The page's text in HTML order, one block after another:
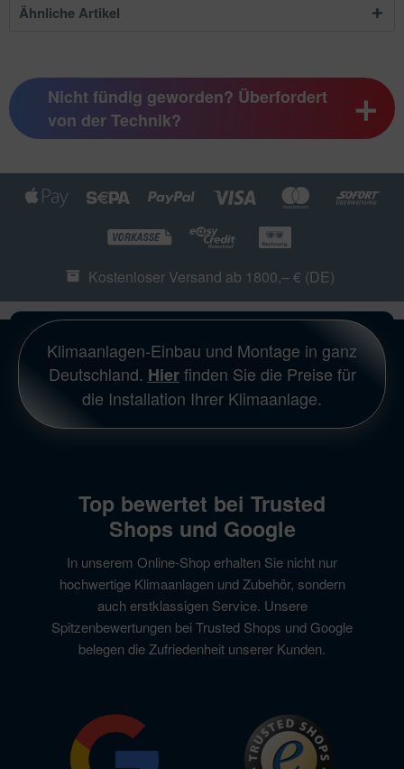
Ähnliche Artikel
Nicht fündig geworden? Überfordert
von der Technik?
Kostenloser Versand ab 1800,– € (DE)
Klimaanlagen-Einbau und Montage in ganz
Deutschland. Hierfinden Sie die Preise für
die Installation Ihrer Klimaanlage.
Top bewertet bei Trusted
Shops und Google
In unserem Online-Shop erhalten Sie nicht nur
hochwertige Klimaanlagen und Zubehör, sondern
auch erstklassigen Service. Unsere
Spitzenbewertungen bei Trusted Shops und Google
belegen die Zufriedenheit unserer Kunden.